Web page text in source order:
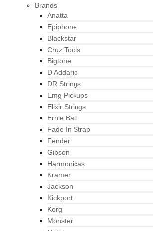
Brands
Anatta
Epiphone
Blackstar
Cruz Tools
Bigtone
D’Addario
DR Strings
Emg Pickups
Elixir Strings
Ernie Ball
Fade In Strap
Fender
Gibson
Harmonicas
Kramer
Jackson
Kickport
Korg
Monster